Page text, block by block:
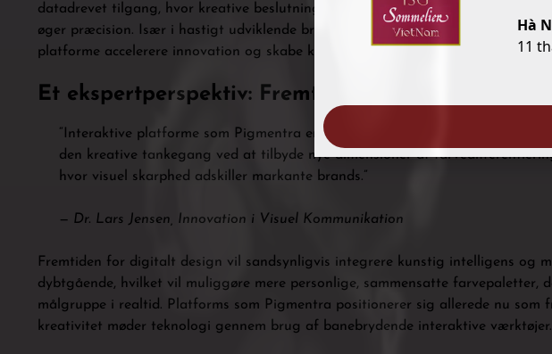
datadrevet tilgang, hvor kreative beslutninger understøttes af avanceret
øger præcision. Især i hastigt udviklende brancher som mode, branding og
platforme accelerere innovation og skabe konkurrencefordele.
Et ekspertperspektiv: Fremtidens design og
“Interaktive platforme som Pigmentra er ikke blot værktøjer for at forenkle
den kreative tankegang ved at tilbyde nye dimensioner af
hvor visuel skarphed adskiller markante brands.”
— Dr. Lars Jensen, Innovation i Visuel Kommunikation
Fremtiden for digitalt design vil sandsynligvis integrere kunstig intelligens og
dybtgående, hvilket vil muliggøre mere personlige, sammensatte farvepaletter,
målgruppe i realtid. Platforms som Pigmentra positionerer sig allerede nu som
kreativitet møder teknologi gennem brug af banebrydende interaktive værktøjer.
Hà
11